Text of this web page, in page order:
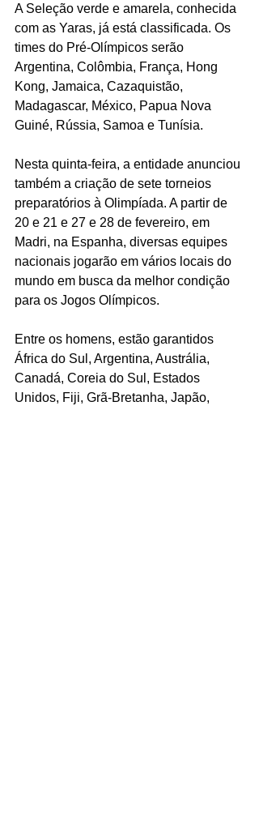
A Seleção verde e amarela, conhecida
com as Yaras, já está classificada. Os
times do Pré-Olímpicos serão
Argentina, Colômbia, França, Hong
Kong, Jamaica, Cazaquistão,
Madagascar, México, Papua Nova
Guiné, Rússia, Samoa e Tunísia.
Nesta quinta-feira, a entidade anunciou
também a criação de sete torneios
preparatórios à Olimpíada. A partir de
20 e 21 e 27 e 28 de fevereiro, em
Madri, na Espanha, diversas equipes
nacionais jogarão em vários locais do
mundo em busca da melhor condição
para os Jogos Olímpicos.
Entre os homens, estão garantidos
África do Sul, Argentina, Austrália,
Canadá, Coreia do Sul, Estados
Unidos, Fiji, Grã-Bretanha, Japão,